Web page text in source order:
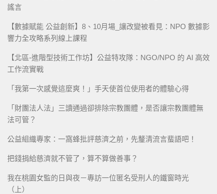
謠言
【數據賦能 公益創新】8、10月場_讓改變被看見：NPO 數據影
響力全攻略系列線上課程
【北區-進階型技術工作坊】公益特攻隊：NGO/NPO 的 AI 高效
工作流實戰
「我第一次感覺這麼爽！」手天使首位使用者的體驗心得
「財團法人法」三讀通過卻排除宗教團體，是否讓宗教團體無
法可管？
公益組織專家：一窩蜂批評慈濟之前，先釐清流言蜚語吧！
把錢捐給慈濟就不管了，算不算做善事？
我在桃園女監的日與夜－專訪一位匿名受刑人的鐵窗時光
（上）